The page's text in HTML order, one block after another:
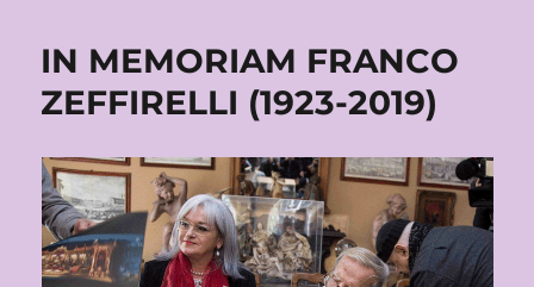
IN MEMORIAM FRANCO
ZEFFIRELLI (1923-2019)